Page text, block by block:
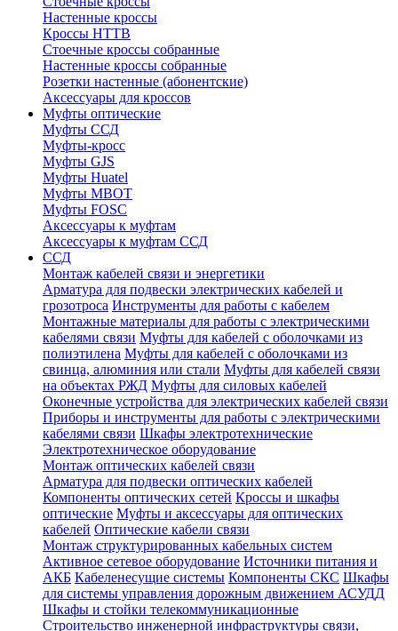
Настенные кроссы
Кроссы HTTB
Стоечные кроссы собранные
Настенные кроссы собранные
Розетки настенные (абонентские)
Аксессуары для кроссов
Муфты оптические
Муфты ССД
Муфты-кросс
Муфты GJS
Муфты Huatel
Муфты МВОТ
Муфты FOSC
Аксессуары к муфтам
Аксессуары к муфтам ССД
ССД
Монтаж кабелей связи и энергетики
Арматура для подвески электрических кабелей и
грозотроса Инструменты для работы с кабелем
Монтажные материалы для работы с электрическими
кабелями связи Муфты для кабелей с оболочками из
полиэтилена Муфты для кабелей с оболочками из
свинца, алюминия или стали Муфты для кабелей связи
на объектах РЖД Муфты для силовых кабелей
Оконечные устройства для электрических кабелей связи
Приборы и инструменты для работы с электрическими
кабелями связи Шкафы электротехнические
Электротехническое оборудование
Монтаж оптических кабелей связи
Арматура для подвески оптических кабелей
Компоненты оптических сетей Кроссы и шкафы
оптические Муфты и аксессуары для оптических
кабелей Оптические кабели связи
Монтаж структурированных кабельных систем
Активное сетевое оборудование Источники питания и
АКБ Кабеленесущие системы Компоненты СКС Шкафы
для системы управления дорожным движением АСУДД
Шкафы и стойки телекоммуникационные
Строительство инженерной инфраструктуры связи,